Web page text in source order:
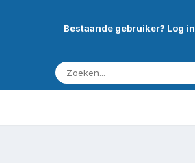
Bestaande gebruiker? Log in